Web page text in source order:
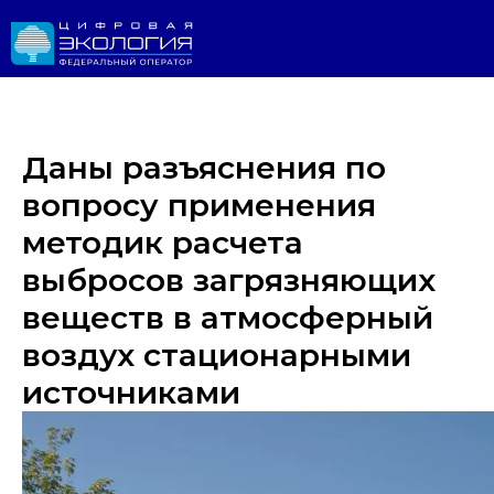
Реестр лицензий
Даны разъяснения по
вопросу применения
методик расчета
выбросов загрязняющих
веществ в атмосферный
воздух стационарными
источниками